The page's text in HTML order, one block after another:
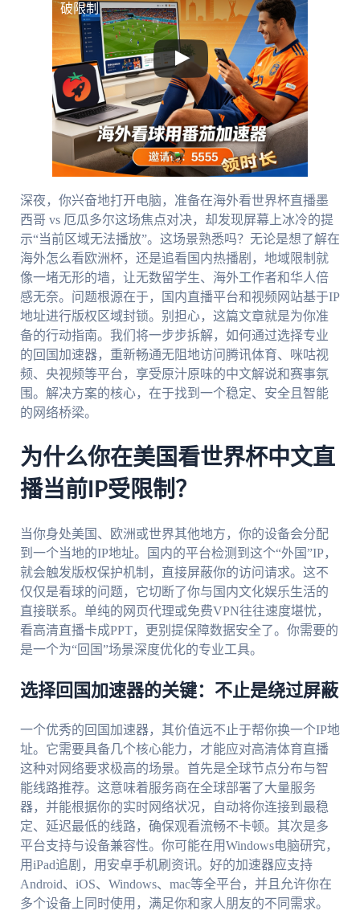
破限制
深夜，你兴奋地打开电脑，准备在海外看世界杯直播墨
西哥 vs 厄瓜多尔这场焦点对决，却发现屏幕上冰冷的提
示“当前区域无法播放”。这场景熟悉吗？无论是想了解在
海外怎么看欧洲杯，还是追看国内热播剧，地域限制就
像一堵无形的墙，让无数留学生、海外工作者和华人倍
感无奈。问题根源在于，国内直播平台和视频网站基于IP
地址进行版权区域封锁。别担心，这篇文章就是为你准
备的行动指南。我们将一步步拆解，如何通过选择专业
的回国加速器，重新畅通无阻地访问腾讯体育、咪咕视
频、央视频等平台，享受原汁原味的中文解说和赛事氛
围。解决方案的核心，在于找到一个稳定、安全且智能
的网络桥梁。
为什么你在美国看世界杯中文直
播当前IP受限制？
当你身处美国、欧洲或世界其他地方，你的设备会分配
到一个当地的IP地址。国内的平台检测到这个“外国”IP，
就会触发版权保护机制，直接屏蔽你的访问请求。这不
仅仅是看球的问题，它切断了你与国内文化娱乐生活的
直接联系。单纯的网页代理或免费VPN往往速度堪忧，
看高清直播卡成PPT，更别提保障数据安全了。你需要的
是一个为“回国”场景深度优化的专业工具。
选择回国加速器的关键：不止是绕过屏蔽
一个优秀的回国加速器，其价值远不止于帮你换一个IP地
址。它需要具备几个核心能力，才能应对高清体育直播
这种对网络要求极高的场景。首先是全球节点分布与智
能线路推荐。这意味着服务商在全球部署了大量服务
器，并能根据你的实时网络状况，自动将你连接到最稳
定、延迟最低的线路，确保观看流畅不卡顿。其次是多
平台支持与设备兼容性。你可能在用Windows电脑研究，
用iPad追剧，用安卓手机刷资讯。好的加速器应支持
Android、iOS、Windows、mac等全平台，并且允许你在
多个设备上同时使用，满足你和家人朋友的不同需求。